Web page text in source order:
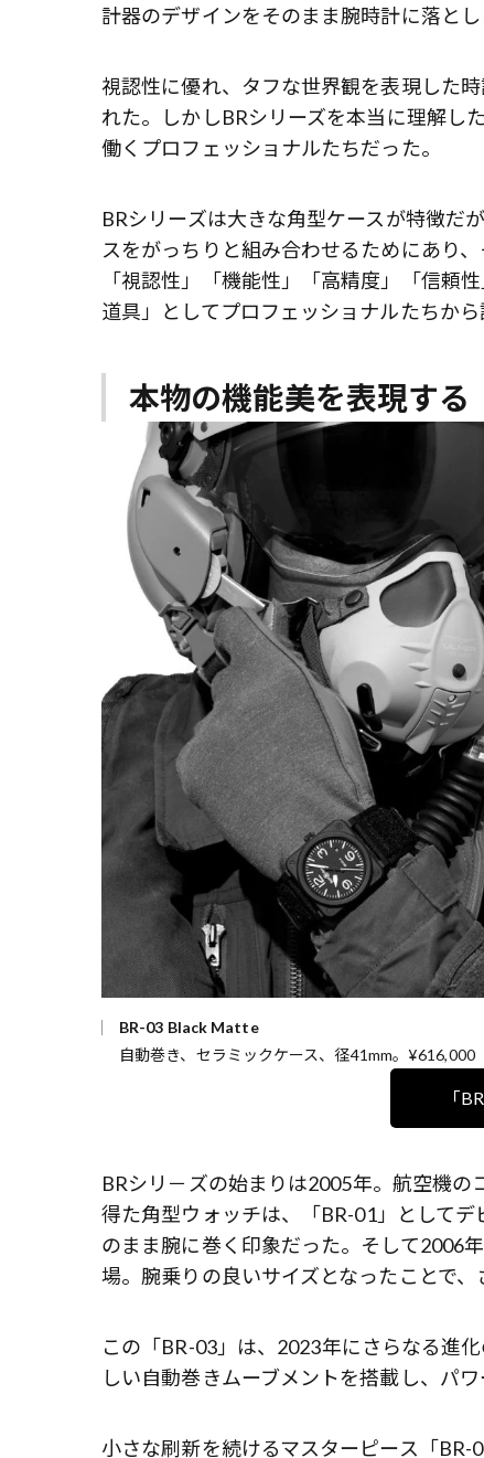
計器のデザインをそのまま腕時計に落と
視認性に優れ、タフな世界観を表現した
れた。しかしBRシリーズを本当に理解し
働くプロフェッショナルたちだった。
BRシリーズは大きな角型ケースが特徴だ
スをがっちりと組み合わせるためにあり
「視認性」「機能性」「高精度」「信頼
道具」としてプロフェッショナルたちから
本物の機能美を表現する
BR-03 Black Matte
自動巻き、セラミックケース、径41mm。¥616,000
「
BRシリ－ズの始まりは2005年。航空機
得た角型ウォッチは、「BR-01」として
のまま腕に巻く印象だった。そして2006
場。腕乗りの良いサイズとなったことで、
この「BR-03」は、2023年にさらなる進
しい自動巻きムーブメントを搭載し、パ
小さな刷新を続けるマスターピース「